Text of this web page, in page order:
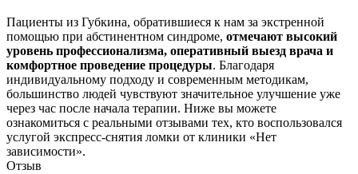
Пациенты из Губкина, обратившиеся к нам за экстренной
помощью при абстинентном синдроме, отмечают высокий
уровень профессионализма, оперативный выезд врача и
комфортное проведение процедуры. Благодаря
индивидуальному подходу и современным методикам,
большинство людей чувствуют значительное улучшение уже
через час после начала терапии. Ниже вы можете
ознакомиться с реальными отзывами тех, кто воспользовался
услугой экспресс-снятия ломки от клиники «Нет
зависимости».
Отзыв